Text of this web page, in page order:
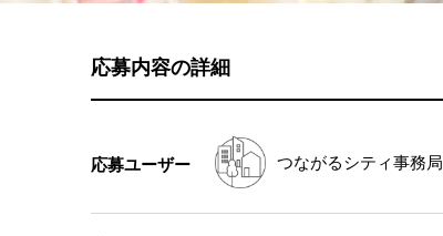
応募内容の詳細
応募ユーザー つながるシティ事務局